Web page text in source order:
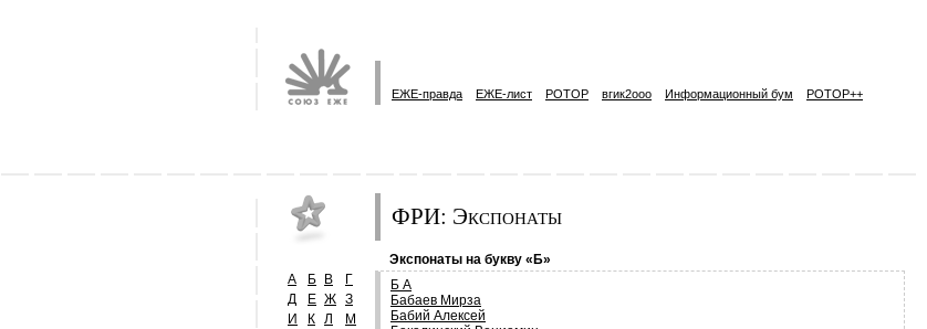
ЕЖЕ-правда ЕЖЕ-лист РОТОР вгик2ooo Информационный бум РОТОР++
ФРИ: Экспонаты
А Б В
Г
Д
Е Ж З
И
К Л
М
Экспонаты на букву «Б»
Б А
Бабаев Мирза
Бабий Алексей